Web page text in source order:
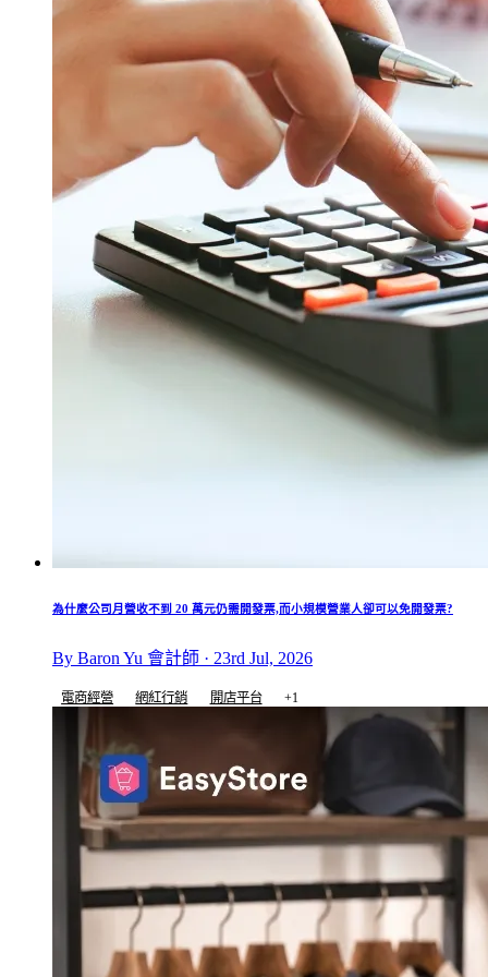
為什麼公司月營收不到 20 萬元仍需開發票,而小規模營業人卻可以免開發票?
By Baron Yu 會計師 · 23rd Jul, 2026
電商經營 網紅行銷 開店平台 +1